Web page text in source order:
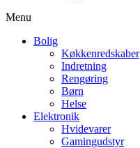
Menu
Bolig
Køkkenredskaber
Indretning
Rengøring
Børn
Helse
Elektronik
Hvidevarer
Gamingudstyr